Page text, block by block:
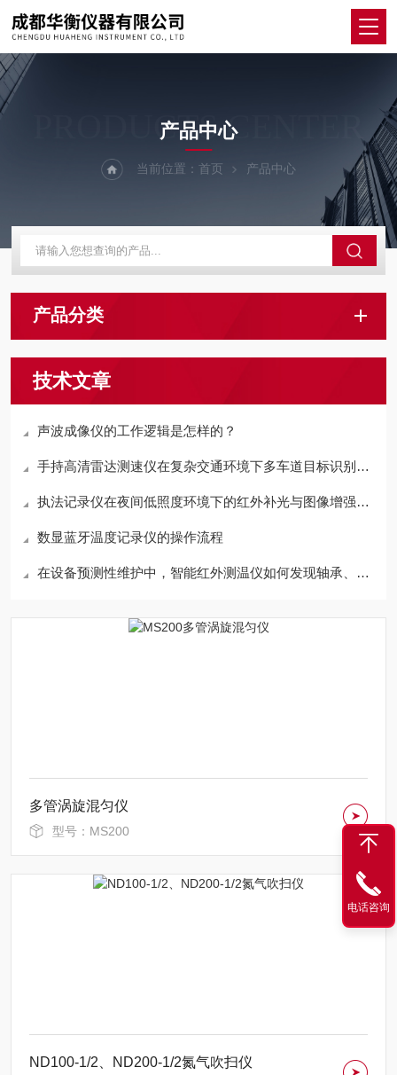
PRODUCTS CENTER
产品中心
当前位置： 首页 产品中心
产品分类
技术文章
声波成像仪的工作逻辑是怎样的？
手持高清雷达测速仪在复杂交通环境下多车道目标识别与锁定技术
执法记录仪在夜间低照度环境下的红外补光与图像增强技术分析
数显蓝牙温度记录仪的操作流程
在设备预测性维护中，智能红外测温仪如何发现轴承、电机异常升温？
多管涡旋混匀仪
型号：MS200
ND100-1/2、ND200-1/2氮气吹扫仪
电话咨询